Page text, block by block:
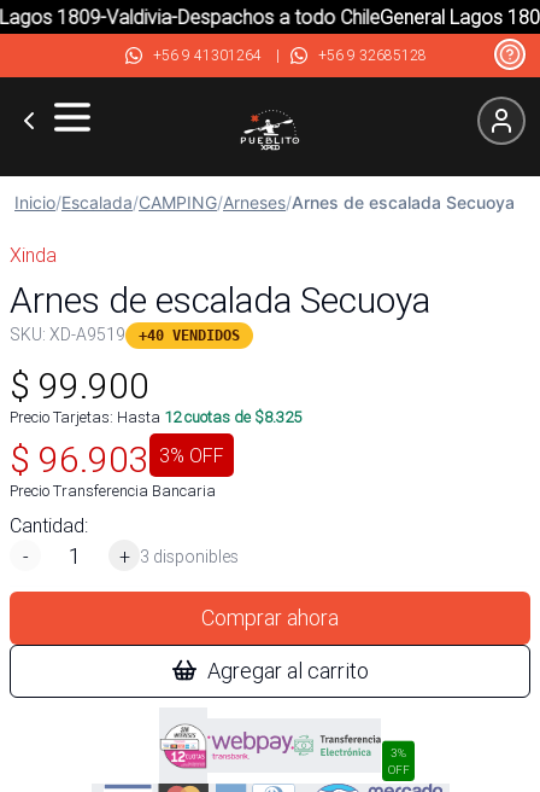
1809-Valdivia-Despachos a todo ChileGeneral Lagos
+56 9 41301264| +56 9 32685128
Inicio/Escalada/CAMPING/Arneses/Arnes de escalada Secuoya
Xinda
Arnes de escalada Secuoya
SKU: XD-A9519 +40 VENDIDOS
$ 99.900
Precio Tarjetas: Hasta 12cuotas de $8.325
$ 96.903 3% OFF
Precio Transferencia Bancaria
Cantidad:
-
+ 3 disponibles
Comprar ahora
Agregar al carrito
3%
OFF